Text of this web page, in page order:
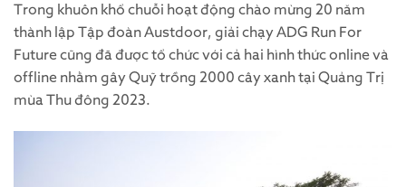
Trong khuôn khổ chuỗi hoạt động chào mừng 20 năm
thành lập Tập đoàn Austdoor, giải chạy ADG Run For
Future cũng đã được tổ chức với cả hai hình thức online và
offline nhằm gây Quỹ trồng 2000 cây xanh tại Quảng Trị
mùa Thu đông 2023.